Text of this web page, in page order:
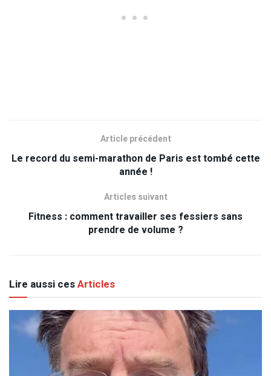
Article précédent
Le record du semi-marathon de Paris est tombé cette
année !
Articles suivant
Fitness : comment travailler ses fessiers sans
prendre de volume ?
Lire aussi cesArticles